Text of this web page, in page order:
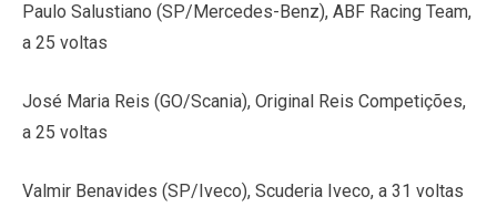
Paulo Salustiano (SP/Mercedes-Benz), ABF Racing Team,
a 25 voltas
José Maria Reis (GO/Scania), Original Reis Competições,
a 25 voltas
Valmir Benavides (SP/Iveco), Scuderia Iveco, a 31 voltas